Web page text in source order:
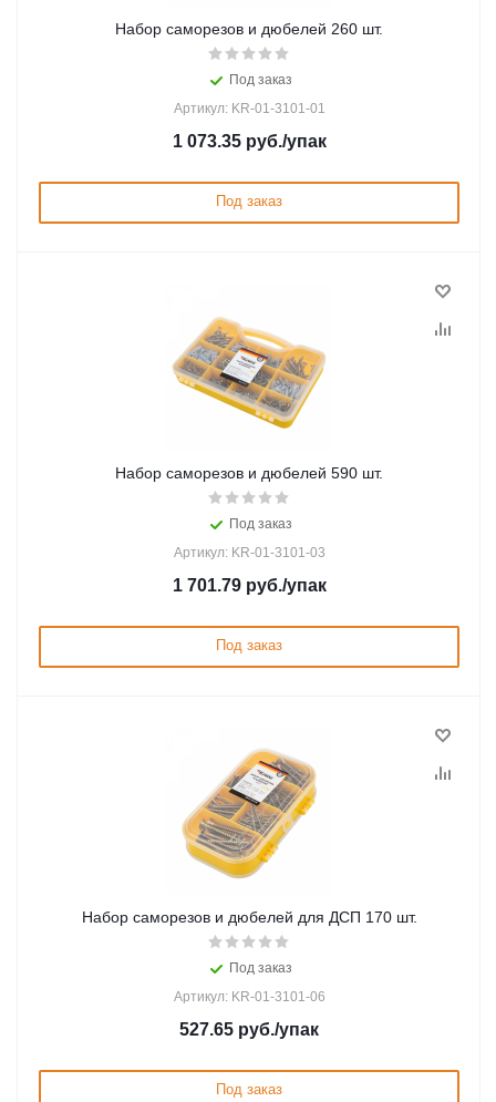
Набор саморезов и дюбелей 260 шт.
Под заказ
Артикул: KR-01-3101-01
1 073.35руб./упак
Под заказ
Набор саморезов и дюбелей 590 шт.
Под заказ
Артикул: KR-01-3101-03
1 701.79руб./упак
Под заказ
Набор саморезов и дюбелей для ДСП 170 шт.
Под заказ
Артикул: KR-01-3101-06
527.65 руб./упак
Под заказ